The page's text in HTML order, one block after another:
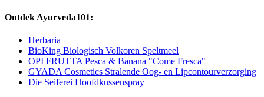
Ontdek Ayurveda101:
Herbaria
BioKing Biologisch Volkoren Speltmeel
OPI FRUTTA Pesca & Banana "Come Fresca"
GYADA Cosmetics Stralende Oog- en Lipcontourverzorging
Die Seiferei Hoofdkussenspray